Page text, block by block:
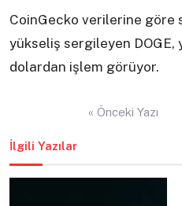
CoinGecko verilerine göre
yükseliş sergileyen DOGE,
dolardan işlem görüyor.
« Önceki Yazı
İlgili Yazılar